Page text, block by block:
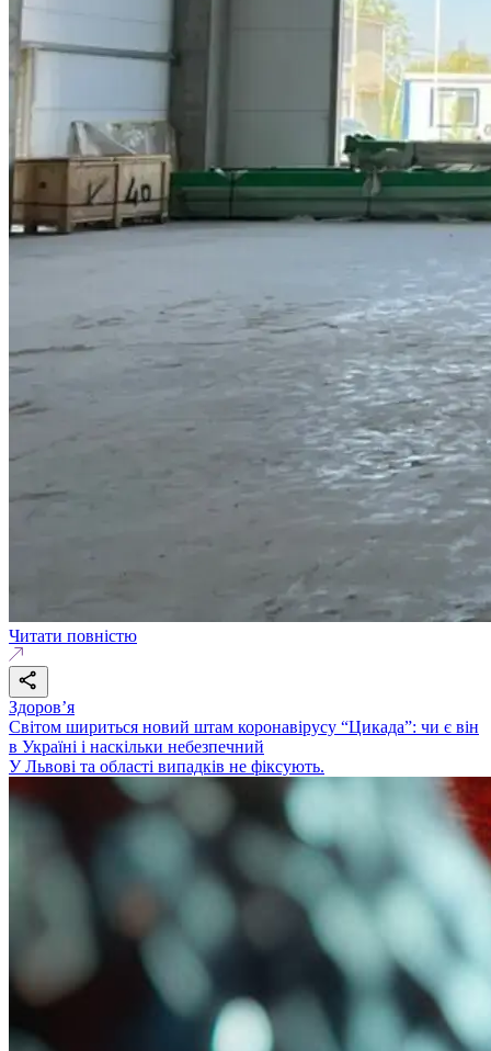
Читати повністю
Здоровʼя
Світом шириться новий штам коронавірусу “Цикада”: чи є він
в Україні і наскільки небезпечний
У Львові та області випадків не фіксують.